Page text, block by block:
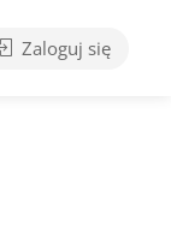
Zaloguj się